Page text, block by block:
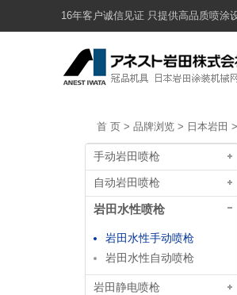
16年客户诚信见证 只提供高品质喷涂
首 页 > 品牌浏览 > 日本岩田 >
手动岩田喷枪
自动岩田喷枪
岩田水性喷枪
岩田水性手动喷枪
岩田水性自动喷枪
岩田静电喷枪